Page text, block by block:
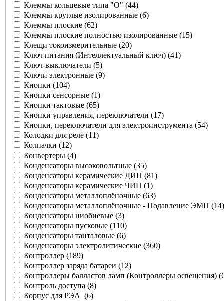
Клеммы кольцевые типа "О" (44)
Клеммы круглые изолированные (6)
Клеммы плоские (62)
Клеммы плоские полностью изолированные (15)
Клещи токоизмерительные (20)
Ключ питания (Интеллектуальный ключ) (41)
Ключ-выключатели (5)
Ключи электронные (9)
Кнопки (104)
Кнопки сенсорные (1)
Кнопки тактовые (65)
Кнопки управления, переключатели (17)
Кнопки, переключатели для электроинструмента (54)
Колодки для реле (11)
Колпачки (12)
Конвертеры (4)
Конденсаторы высоковольтные (35)
Конденсаторы керамические ДИП (81)
Конденсаторы керамические ЧИП (1)
Конденсаторы металлоплёночные (63)
Конденсаторы металлоплёночные - Подавление ЭМП (14)
Конденсаторы ниобиевые (3)
Конденсаторы пусковые (110)
Конденсаторы танталовые (6)
Конденсаторы электролитические (360)
Контроллер (189)
Контроллер заряда батареи (12)
Контроллеры балластов ламп (Контроллеры освещения)
Контроль доступа (8)
Корпус для РЭА (6)